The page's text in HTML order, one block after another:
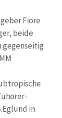
Fiore
beide
gegenseitig
in